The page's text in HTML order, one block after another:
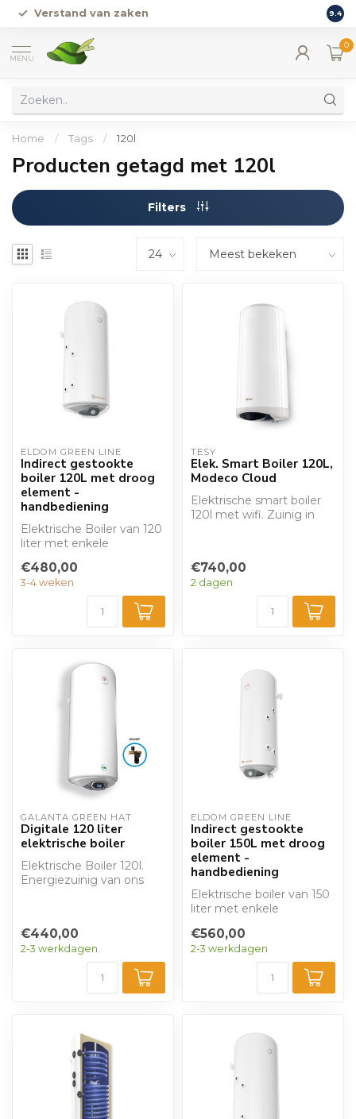
Verstand van zaken 9.4
MENU
0
Home / Tags / 120l
Producten getagd met 120l
Filters
ELDOM GREEN LINE
Indirect gestookte
boiler 120L met droog
element -
handbediening
Elektrische Boiler van 120
liter met enkele
(zonneboiler) en dra...
€480,00
3-4 weken
TESY
Elek. Smart Boiler 120L,
Modeco Cloud
Elektrische smart boiler
120l met wifi. Zuinig in
€740,00
2 dagen
GALANTA GREEN HAT
Digitale 120 liter
elektrische boiler
Elektrische Boiler 120l.
Energiezuinig van ons
€440,00
2-3 werkdagen
ELDOM GREEN LINE
Indirect gestookte
boiler 150L met droog
element -
handbediening
Elektrische boiler van 150
liter met enkele
(zonneboiler) en dra...
€560,00
2-3 werkdagen